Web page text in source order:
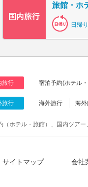
旅館・ホ
日帰
旅行 宿泊予約(ホテル
旅行 海外旅行 海
（ホテル・旅館）、国内ツア
サイトマップ 会社